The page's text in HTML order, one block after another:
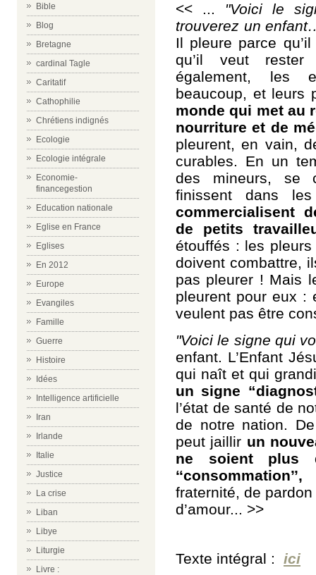
Bible
Blog
Bretagne
cardinal Tagle
Caritatif
Cathophilie
Chrétiens indignés
Ecologie
Ecologie intégrale
Economie-
financegestion
Education nationale
Eglise en France
Eglises
En 2012
Europe
Evangiles
Famille
Guerre
Histoire
Idées
Intelligence artificielle
Iran
Irlande
Italie
Justice
La crise
Liban
Libye
Liturgie
Livre :
<< ... "Voici le
trouverez un
Il pleure parce
qu’il veut rester
également, les
beaucoup, et leurs
monde qui met au
nourriture et de
pleurent, en vain,
curables. En un
des mineurs, se
finissent dans les
commercialisent
de petits
étouffés : les
doivent combattre,
pas pleurer ! Mais
pleurent pour eux :
veulent pas être
"Voici le signe qui
enfant. L’Enfant
qui naît et qui
un signe
l’état de santé de
de notre nation.
peut jaillir un
ne soient plus
‘‘consommation’’,
fraternité, de
d’amour... >>
Texte intégral : ici